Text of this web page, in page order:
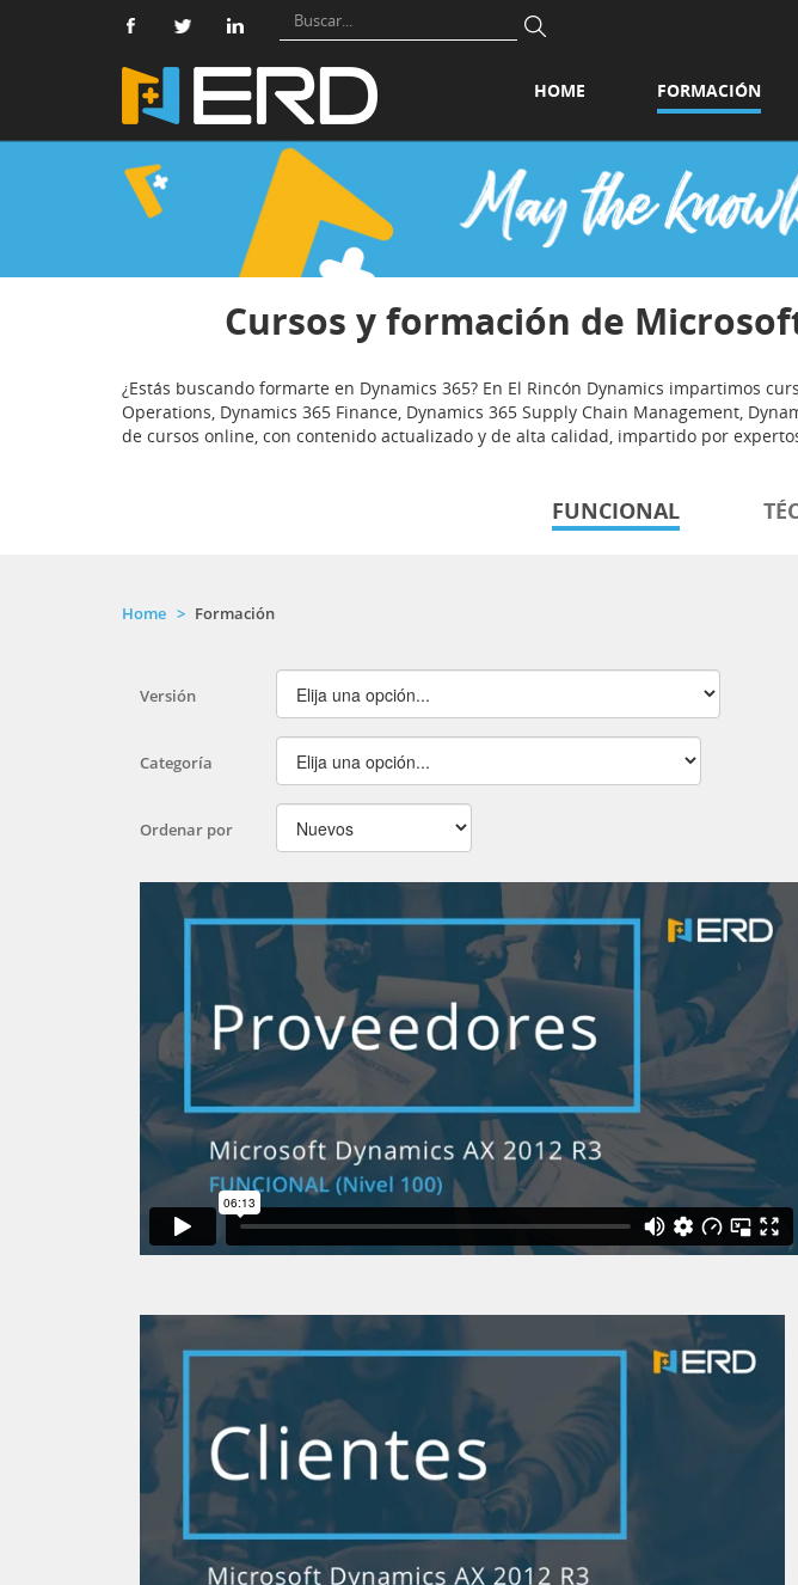
HOME FORMACIÓN
Cursos y formación de
¿Estás buscando formarte en Dynamics 365? En El Rincón Dynamics impartimos
Operations, Dynamics 365 Finance, Dynamics 365 Supply Chain Management,
de cursos online, con contenido actualizado y de alta calidad, impartido por
FUNCIONAL
Home Formación
Versión
Categoría
Ordenar por